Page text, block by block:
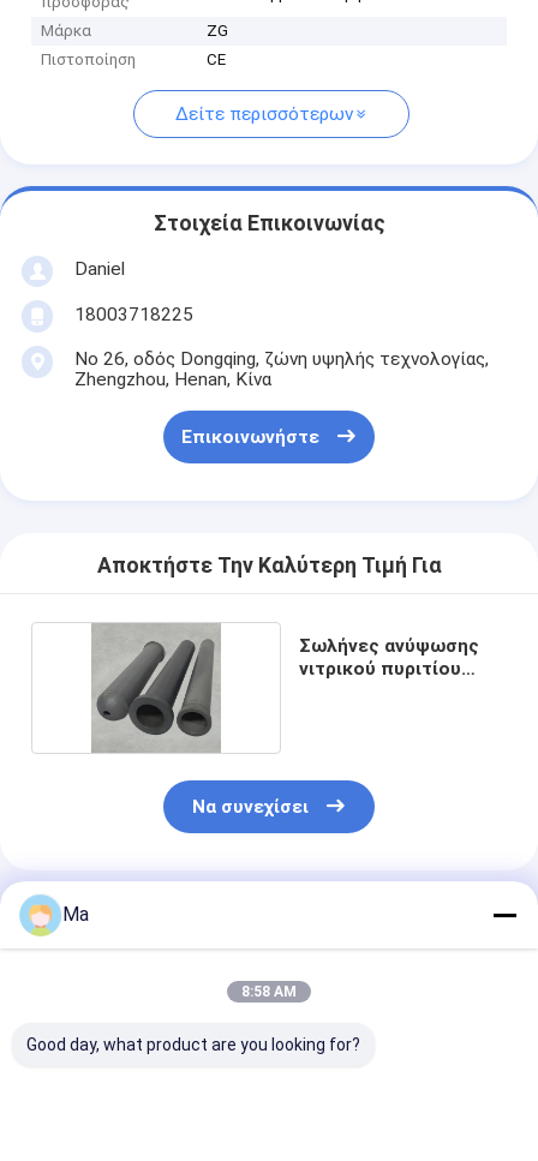
Μάρκα
ZG
Πιστοποίηση
CE
Δείτε περισσότερων
Στοιχεία Επικοινωνίας
Daniel
18003718225
Νο 26, οδός Dongqing, ζώνη υψηλής τεχνολογίας,
Zhengzhou, Henan, Κίνα
Επικοινωνήστε
Αποκτήστε Την Καλύτερη Τιμή Για
Σωλήνες ανύψωσης
νιτρικού πυριτίου
Να συνεχίσει
Συνιστώμενα Προϊόντα
Ma
8:58 AM
Good day, what product are you looking for?